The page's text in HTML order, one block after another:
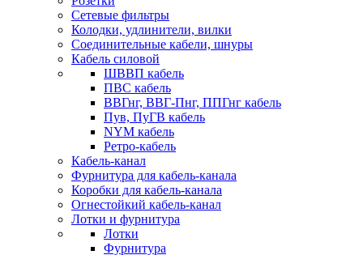
Сетевые фильтры
Колодки, удлинители, вилки
Соединительные кабели, шнуры
Кабель силовой
ШВВП кабель
ПВС кабель
ВВГнг, ВВГ-Пнг, ППГнг кабель
Пув, ПуГВ кабель
NYM кабель
Ретро-кабель
Кабель-канал
Фурнитура для кабель-канала
Коробки для кабель-канала
Огнестойкий кабель-канал
Лотки и фурнитура
Лотки
Фурнитура